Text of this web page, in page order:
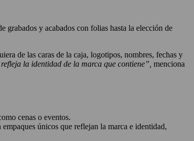
grabados y acabados con folias hasta la elección de
de las caras de la caja, logotipos, nombres, fechas y
la identidad de la marca que contiene”, menciona
cenas o eventos.
únicos que reflejan la marca e identidad,